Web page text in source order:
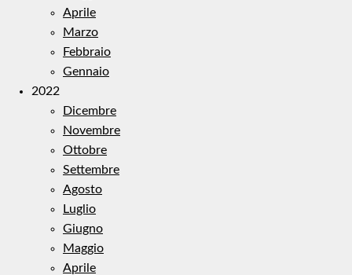
Aprile
Marzo
Febbraio
Gennaio
2022
Dicembre
Novembre
Ottobre
Settembre
Agosto
Luglio
Giugno
Maggio
Aprile